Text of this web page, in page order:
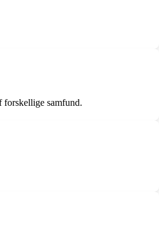
forskellige samfund.